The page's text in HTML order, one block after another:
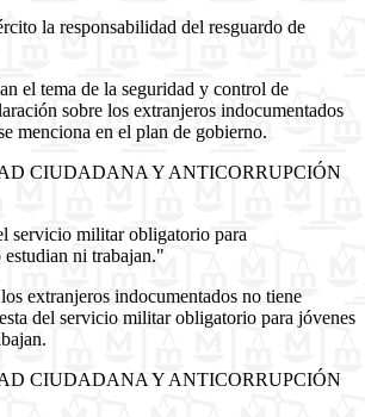
la responsabilidad del resguardo de
el tema de la seguridad y control de
sobre los extranjeros indocumentados
menciona en el plan de gobierno.
CIUDADANA Y ANTICORRUPCIÓN
servicio militar obligatorio para
estudian ni trabajan."
extranjeros indocumentados no tiene
del servicio militar obligatorio para jóvenes
CIUDADANA Y ANTICORRUPCIÓN